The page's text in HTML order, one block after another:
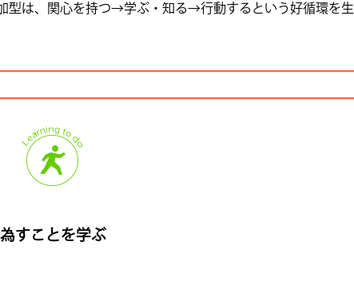
型は、関心を持つ→学ぶ・知る→行動するという好循環を生
為すことを学ぶ